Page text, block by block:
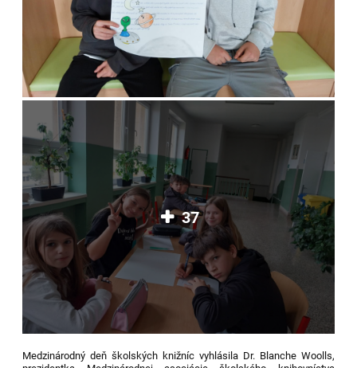
37
Medzinárodný deň školských knižníc vyhlásila Dr. Blanche Woolls,